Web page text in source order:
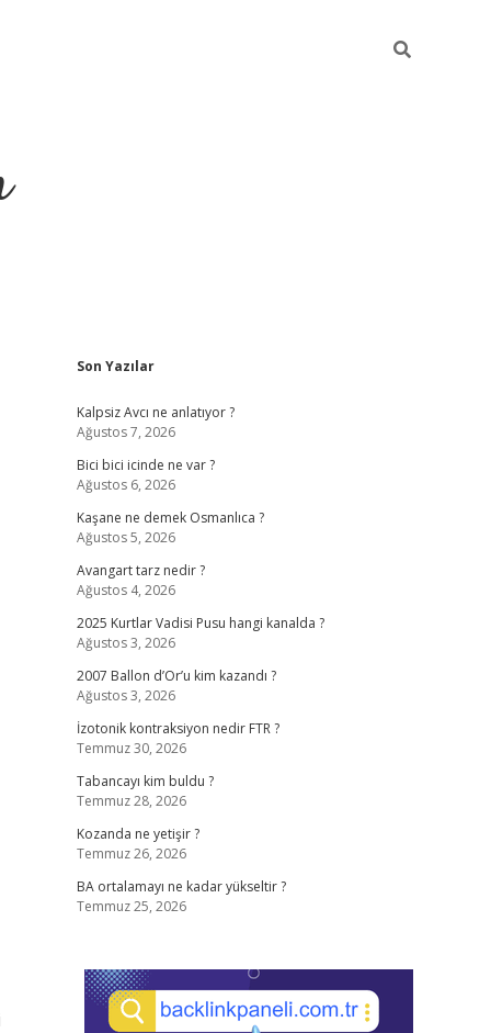
Sidebar
Son Yazılar
Kalpsiz Avcı ne anlatıyor ?
Ağustos 7, 2026
Bici bici icinde ne var ?
Ağustos 6, 2026
Kaşane ne demek Osmanlıca ?
Ağustos 5, 2026
Avangart tarz nedir ?
Ağustos 4, 2026
2025 Kurtlar Vadisi Pusu hangi kanalda ?
Ağustos 3, 2026
2007 Ballon d’Or’u kim kazandı ?
Ağustos 3, 2026
İzotonik kontraksiyon nedir FTR ?
Temmuz 30, 2026
Tabancayı kim buldu ?
Temmuz 28, 2026
Kozanda ne yetişir ?
Temmuz 26, 2026
BA ortalamayı ne kadar yükseltir ?
Temmuz 25, 2026